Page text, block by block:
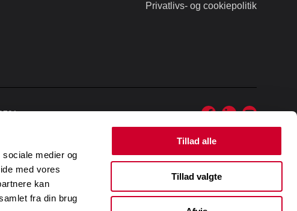
medier og
med vores
kan
fra din brug
Tillad alle
Tillad valgte
Privatlivs- og cookiepolitik